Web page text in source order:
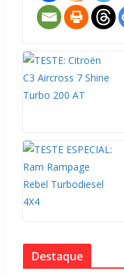
Destaque